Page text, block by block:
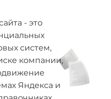
- это
систем,
компании,
Яндекса и